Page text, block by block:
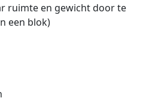
ruimte en gewicht door te
een blok)